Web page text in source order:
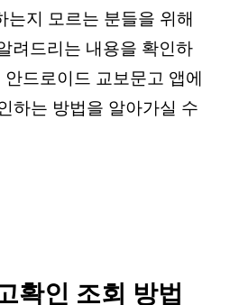
는지 모르는 분들을 위해
려드리는 내용을 확인하
드로이드 교보문고 앱에
하는 방법을 알아가실 수
확인 조회 방법